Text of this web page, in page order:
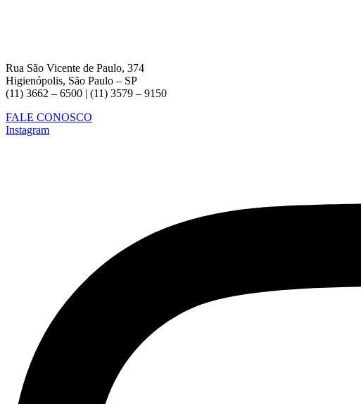
Rua São Vicente de Paulo, 374
Higienópolis, São Paulo – SP
(11) 3662 – 6500 | (11) 3579 – 9150
FALE CONOSCO
Instagram